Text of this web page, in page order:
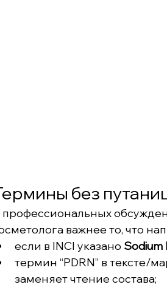
без
профессиональных
важнее то, что
если в INCI указано Sodium
термин “PDRN” в тексте/
заменяет чтение состава;